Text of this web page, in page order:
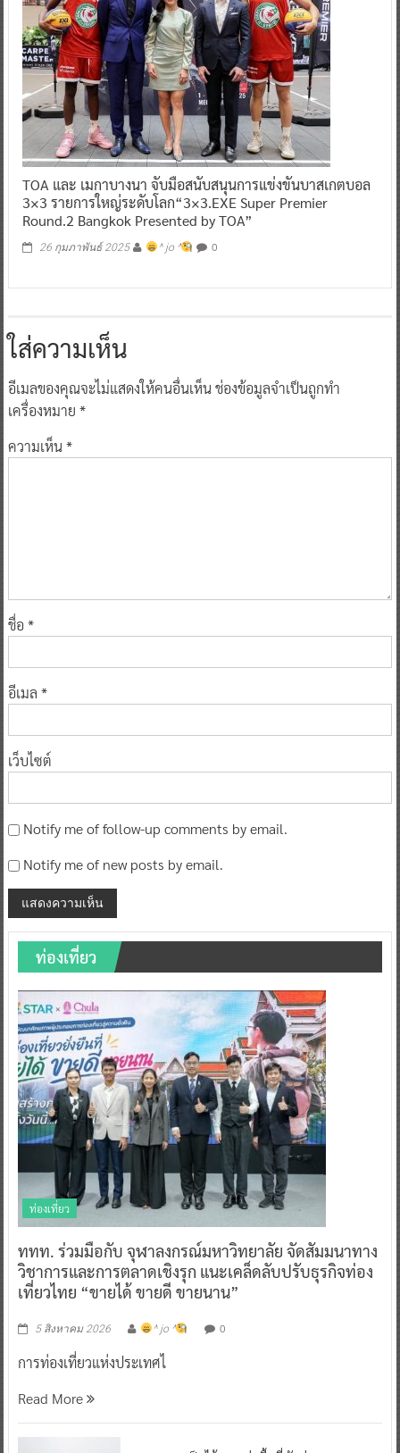
TOA และ เมกาบางนา จับมือสนับสนุนการแข่งขันบาสเกตบอล
3×3 รายการใหญ่ระดับโลก“3×3.EXE Super Premier
Round.2 Bangkok Presented by TOA”
26 กุมภาพันธ์ 2025 ^ jo ^ 0
ใส่ความเห็น
เครื่องหมาย
ชื่อ*
อีเมล*
เว็บไซต์
Notify me of follow-up comments by email.
Notify me of new posts by email.
ท่องเที่ยว
ท่องเที่ยว
ททท. ร่วมมือกับ จุฬาลงกรณ์มหาวิทยาลัย จัดสัมมนาทาง
เที่ยวไทย “ขายได้ ขายดี ขายนาน”
5 สิงหาคม 2026 ^ jo ^
การท่องเที่ยวแห่งประเทศไ
Read More